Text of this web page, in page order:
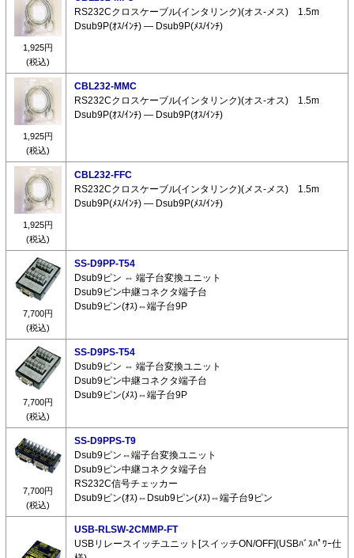
1,925円
(税込)
RS232Cクロスケーブル(インタリンク)(オス-メス) 1.5m
Dsub9P(ｵｽ/ｲﾝﾁ) ― Dsub9P(ﾒｽ/ｲﾝﾁ)
1,925円
(税込)
CBL232-MMC
RS232Cクロスケーブル(インタリンク)(オス-オス) 1.5m
Dsub9P(ｵｽ/ｲﾝﾁ) ― Dsub9P(ｵｽ/ｲﾝﾁ)
1,925円
(税込)
CBL232-FFC
RS232Cクロスケーブル(インタリンク)(メス-メス) 1.5m
Dsub9P(ﾒｽ/ｲﾝﾁ) ― Dsub9P(ﾒｽ/ｲﾝﾁ)
7,700円
(税込)
SS-D9PP-T54
Dsub9ピン ⇔ 端子台変換ユニット
Dsub9ピン中継コネクタ端子台
Dsub9ピン(ｵｽ)⇔端子台9P
7,700円
(税込)
SS-D9PS-T54
Dsub9ピン ⇔ 端子台変換ユニット
Dsub9ピン中継コネクタ端子台
Dsub9ピン(ﾒｽ)⇔端子台9P
7,700円
(税込)
SS-D9PPS-T9
Dsub9ピン⇔端子台変換ユニット
Dsub9ピン中継コネクタ端子台
RS232C信号チェッカー
Dsub9ピン(ｵｽ)⇔Dsub9ピン(ﾒｽ)⇔端子台9ピン
USB-RLSW-2CMMP-FT
USBリレースイッチユニット[スイッチON/OFF](USBﾊﾞｽﾊﾟﾜｰ仕